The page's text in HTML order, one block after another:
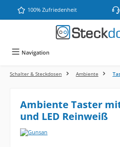
Zum Hauptinhalt springen
100% Zufriedenheit
Navigation
Schalter & Steckdosen Ambiente
Ambiente Taster
und LED Reinweiß